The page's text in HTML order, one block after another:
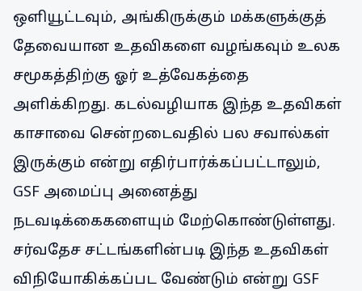
ஒளியூட்டவும், அங்கிருக்கும் மக்களுக்குத்
தேவையான உதவிகளை வழங்கவும் உலக
சமூகத்திற்கு ஓர் உத்வேகத்தை
அளிக்கிறது. கடல்வழியாக இந்த உதவிகள்
காசாவை சென்றடைவதில் பல சவால்கள்
இருக்கும் என்று எதிர்பார்க்கப்பட்டாலும்,
GSF அமைப்பு அனைத்து
நடவடிக்கைகளையும் மேற்கொண்டுள்ளது.
சர்வதேச சட்டங்களின்படி இந்த உதவிகள்
விநியோகிக்கப்பட வேண்டும் என்று GSF